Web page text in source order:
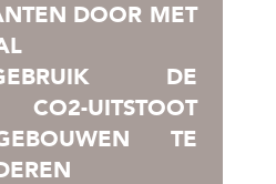
DOOR MET
DE
UITSTOOT
TE